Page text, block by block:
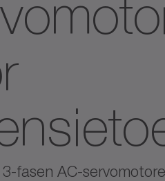
fasen AC-